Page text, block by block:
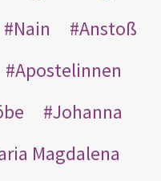
Nain
Anstoß
Apostelinnen
Johanna
Magdalena